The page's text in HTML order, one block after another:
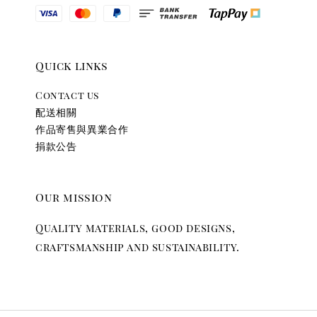
Quick links
Contact us
配送相關
作品寄售與異業合作
捐款公告
Our mission
Quality materials, good designs,
craftsmanship and sustainability.